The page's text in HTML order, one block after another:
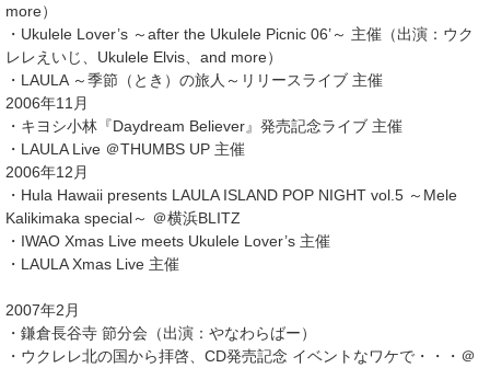
more）
・Ukulele Lover’s ～after the Ukulele Picnic 06’～ 主催（出演：ウク
レレえいじ、Ukulele Elvis、and more）
・LAULA ～季節（とき）の旅人～リリースライブ 主催
2006年11月
・キヨシ小林『Daydream Believer』発売記念ライブ 主催
・LAULA Live ＠THUMBS UP 主催
2006年12月
・Hula Hawaii presents LAULA ISLAND POP NIGHT vol.5 ～Mele
Kalikimaka special～ ＠横浜BLITZ
・IWAO Xmas Live meets Ukulele Lover’s 主催
・LAULA Xmas Live 主催
2007年2月
・鎌倉長谷寺 節分会（出演：やなわらばー）
・ウクレレ北の国から拝啓、CD発売記念 イベントなワケで・・・＠